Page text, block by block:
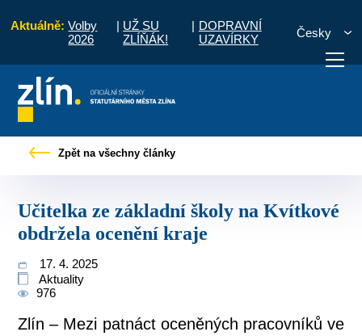
Aktuálně: Volby
2026
| UŽ SU
ZLÍŇÁK!
| DOPRAVNÍ
UZAVÍRKY
Česky
vyřídit Potřebuji zaplatit
Zpět na všechny články
Učitelka ze základní školy na Kvítkové
obdržela ocenění kraje
17. 4. 2025
Aktuality
976
Zlín – Mezi patnáct oceněných pracovníků ve